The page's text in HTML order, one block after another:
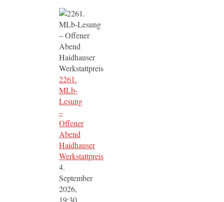
2261.
MLb-
Lesung
–
Offener
Abend
Haidhauser
Werkstattpreis
4.
September
2026,
19:30